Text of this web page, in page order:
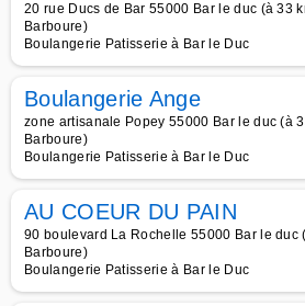
20 rue Ducs de Bar 55000 Bar le duc (à 33
Barboure)
Boulangerie Patisserie à Bar le Duc
Boulangerie Ange
zone artisanale Popey 55000 Bar le duc (à
Barboure)
Boulangerie Patisserie à Bar le Duc
AU COEUR DU PAIN
90 boulevard La Rochelle 55000 Bar le duc
Barboure)
Boulangerie Patisserie à Bar le Duc